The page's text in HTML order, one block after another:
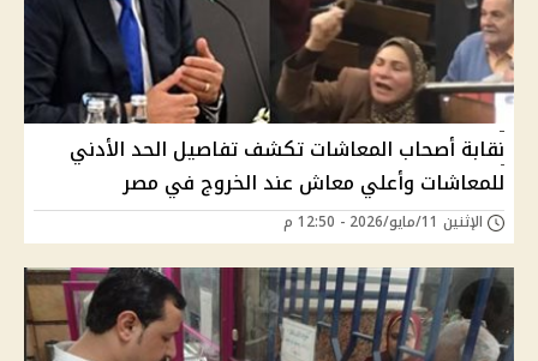
نقابة أصحاب المعاشات تكشف تفاصيل الحد الأدني
للمعاشات وأعلي معاش عند الخروج في مصر
الإثنين 11/مايو/2026 - 12:50 م